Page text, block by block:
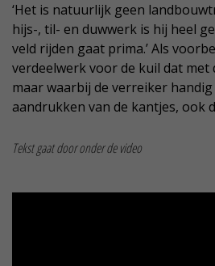
‘Het is natuurlijk geen
hijs-, til- en duwwerk is hij heel
veld rijden gaat prima.’ Als
verdeelwerk voor de kuil dat
maar waarbij de verreiker
aandrukken van de kantjes, ook
Tekst gaat door onder de video